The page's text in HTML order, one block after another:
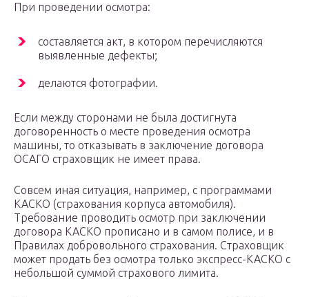
При проведении осмотра:
составляется акт, в котором перечисляются
выявленные дефекты;
делаются фотографии.
Если между сторонами не была достигнута
договоренность о месте проведения осмотра
машины, то отказывать в заключение договора
ОСАГО страховщик не имеет права.
Совсем иная ситуация, например, с программами
КАСКО (страхования корпуса автомобиля).
Требование проводить осмотр при заключении
договора КАСКО прописано и в самом полисе, и в
Правилах добровольного страхования. Страховщик
может продать без осмотра только экспресс-КАСКО с
небольшой суммой страхового лимита.